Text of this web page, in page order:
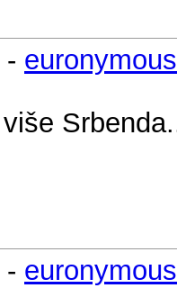
- euronymous
- euronymous